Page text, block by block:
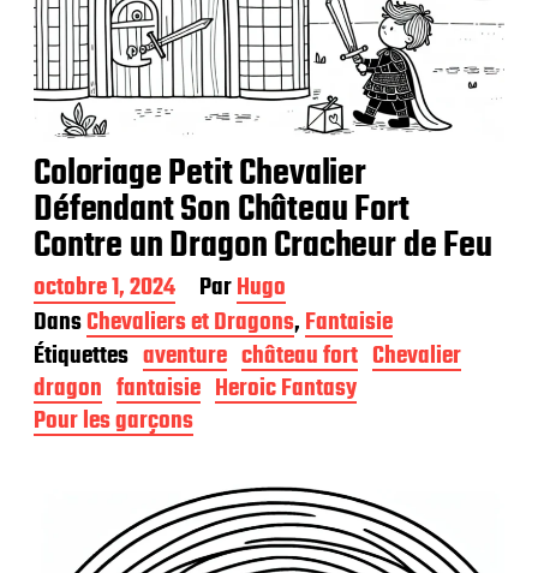
Coloriage Petit Chevalier
Défendant Son Château Fort
Contre un Dragon Cracheur de Feu
D
a
t
e
d
e
p
octobre 1, 2024 ParHugo
DansChevaliers et Dragons,Fantaisie
Étiquettes aventure château fort Chevalier
dragon fantaisie Heroic Fantasy
Pour les garçons